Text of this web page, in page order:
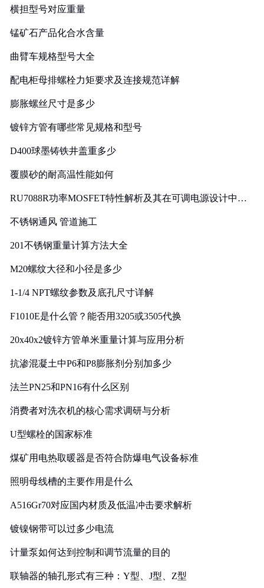
横担型号对应重量
锰矿石产品化合水含量
曲臂车规格型号大全
配电柜母排螺栓力矩要求及连接规范详解
膨胀螺丝尺寸是多少
镀锌方管有哪些常见规格和型号
D400球墨铸铁井盖重多少
覆膜砂的耐高温性能如何
RU7088R功率MOSFET特性解析及其在可调电源设计中的
不锈钢通风 管道施工
201不锈钢重量计算方法大全
M20螺纹大径和小径是多少
1-1/4 NPT螺纹参数及底孔尺寸详解
F1010E是什么管？能否用3205或3505代换
20x40x2镀锌方管单米重量计算与应用分析
抗渗混凝土中P6和P8膨胀剂分别加多少
法兰PN25和PN16有什么区别
消费者对洗衣机的核心需求调研与分析
U型螺栓的国家标准
煤矿用电热取暖器是否符合防爆电气设备标准
照明母线槽的主要作用是什么
A516Gr70对应国内材质及低温冲击要求解析
镀镍钢带可以过多少电流
计量泵如何达到控制和调节流量的目的
联轴器的轴孔形式有三种：Y型、J型、Z型